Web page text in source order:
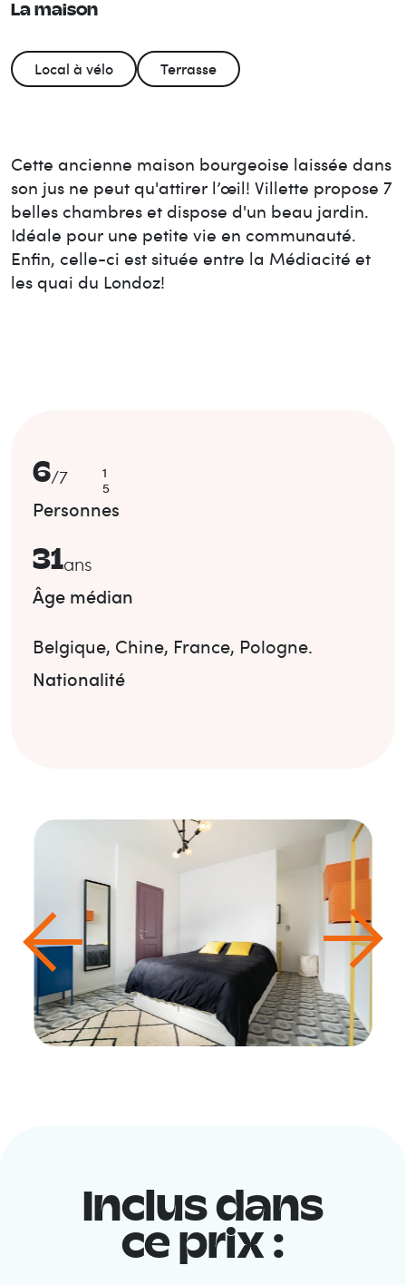
La maison
Local à vélo Terrasse
Cette ancienne maison bourgeoise laissée dans
son jus ne peut qu'attirer l’œil! Villette propose 7
belles chambres et dispose d'un beau jardin.
Idéale pour une petite vie en communauté.
Enfin, celle-ci est située entre la Médiacité et
les quai du Londoz!
6/7
1
5
Personnes
31ans
Âge médian
Belgique, Chine, France, Pologne.
Nationalité
Inclus dans
ce prix :